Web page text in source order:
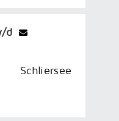
​d
Schliersee